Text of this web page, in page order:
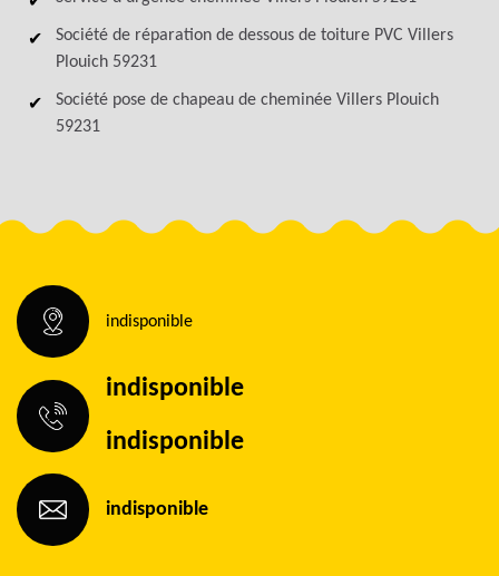
Société de réparation de dessous de toiture PVC Villers
Plouich 59231
Société pose de chapeau de cheminée Villers Plouich
59231
indisponible
indisponible
indisponible
indisponible